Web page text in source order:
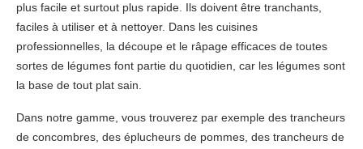
plus facile et surtout plus rapide. Ils doivent être tranchants,
faciles à utiliser et à nettoyer. Dans les cuisines
professionnelles, la découpe et le râpage efficaces de toutes
sortes de légumes font partie du quotidien, car les légumes sont
la base de tout plat sain.
Dans notre gamme, vous trouverez par exemple des trancheurs
de concombres, des éplucheurs de pommes, des trancheurs de